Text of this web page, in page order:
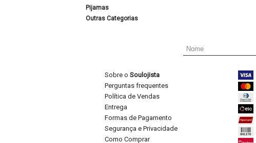
Pijamas
Outras Categorias
Sobre o Soulojista
Perguntas frequentes
Política de Vendas
Entrega
Formas de Pagamento
Segurança e Privacidade
Como Comprar